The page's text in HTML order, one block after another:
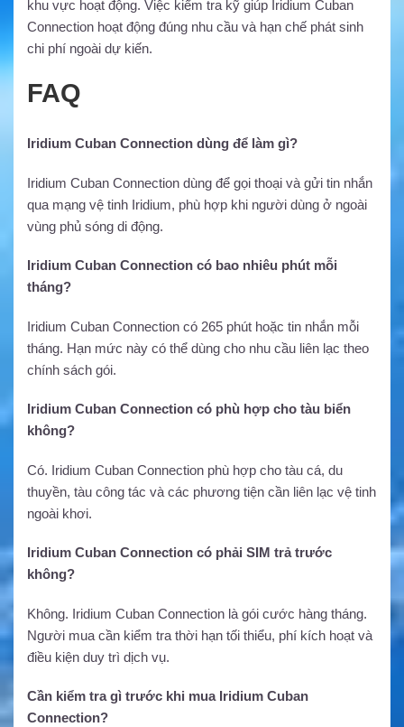
khu vực hoạt động. Việc kiểm tra kỹ giúp Iridium Cuban
Connection hoạt động đúng nhu cầu và hạn chế phát sinh
chi phí ngoài dự kiến.
FAQ
Iridium Cuban Connection dùng để làm gì?
Iridium Cuban Connection dùng để gọi thoại và gửi tin nhắn
qua mạng vệ tinh Iridium, phù hợp khi người dùng ở ngoài
vùng phủ sóng di động.
Iridium Cuban Connection có bao nhiêu phút mỗi
tháng?
Iridium Cuban Connection có 265 phút hoặc tin nhắn mỗi
tháng. Hạn mức này có thể dùng cho nhu cầu liên lạc theo
chính sách gói.
Iridium Cuban Connection có phù hợp cho tàu biển
không?
Có. Iridium Cuban Connection phù hợp cho tàu cá, du
thuyền, tàu công tác và các phương tiện cần liên lạc vệ tinh
ngoài khơi.
Iridium Cuban Connection có phải SIM trả trước
không?
Không. Iridium Cuban Connection là gói cước hàng tháng.
Người mua cần kiểm tra thời hạn tối thiểu, phí kích hoạt và
điều kiện duy trì dịch vụ.
Cần kiểm tra gì trước khi mua Iridium Cuban
Connection?